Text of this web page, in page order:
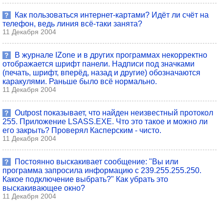
?
Как пользоваться интернет-картами? Идёт ли счёт на
телефон, ведь линия всё-таки занята?
11 Декабря 2004
?
В журнале IZone и в других программах некорректно
отображается шрифт панели. Надписи под значками
(печать, шрифт, вперёд, назад и другие) обозначаются
каракулями. Раньше было всё нормально.
11 Декабря 2004
?
Outpost показывает, что найден неизвестный протокол
255. Приложение LSASS.EXE. Что это такое и можно ли
его закрыть? Проверял Касперским - чисто.
11 Декабря 2004
?
Постоянно выскакивает сообщение: "Вы или
программа запросила информацию с 239.255.255.250.
Какое подключение выбрать?" Как убрать это
выскакивающее окно?
11 Декабря 2004